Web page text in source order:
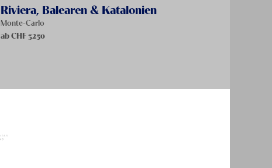
Riviera, Balearen & Katalonien
Monte-Carlo
ab CHF3250